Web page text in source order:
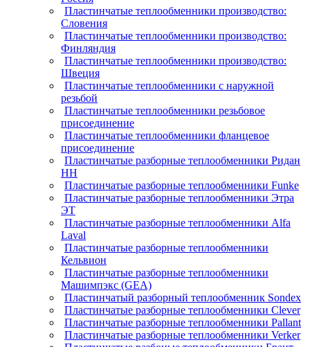
Пластинчатые теплообменники производство:
Словения
Пластинчатые теплообменники производство:
Финляндия
Пластинчатые теплообменники производство:
Швеция
Пластинчатые теплообменники с наружной
резьбой
Пластинчатые теплообменники резьбовое
присоединение
Пластинчатые теплообменники фланцевое
присоединение
Пластинчатые разборные теплообменники Ридан
НН
Пластинчатые разборные теплообменники Funke
Пластинчатые разборные теплообменники Этра
ЭТ
Пластинчатые разборные теплообменники Alfa
Laval
Пластинчатые разборные теплообменники
Кельвион
Пластинчатые разборные теплообменники
Машимпэкс (GEA)
Пластинчатый разборный теплообменник Sondex
Пластинчатые разборные теплообменники Clever
Пластинчатые разборные теплообменники Pallant
Пластинчатые разборные теплообменники Verker